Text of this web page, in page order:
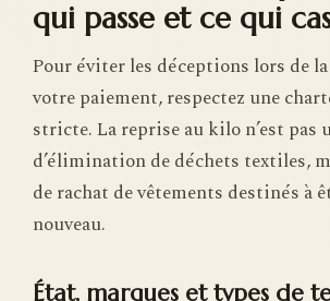
qui passe et ce qui
Pour éviter les déceptions lors de
votre paiement, respectez une
stricte. La reprise au kilo n’est pas
d’élimination de déchets textiles,
de rachat de vêtements destinés à
nouveau.
État, marques et types de